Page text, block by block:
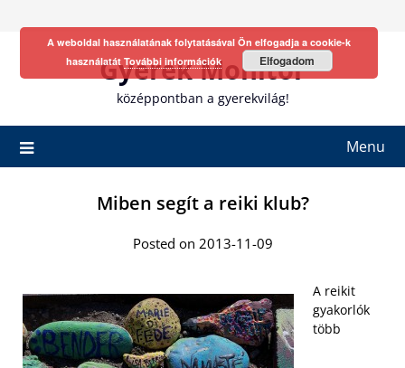
Gyerek Monitor
középpontban a gyerekvilág!
Menu
Miben segít a reiki klub?
Posted on 2013-11-09
A reikit
gyakorlók
több
A weboldal használatának folytatásával Ön elfogadja a cookie-k
használatát További információk Elfogadom